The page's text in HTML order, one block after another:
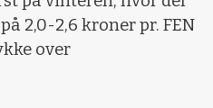
2,0-2,6 kroner pr. FEN
over